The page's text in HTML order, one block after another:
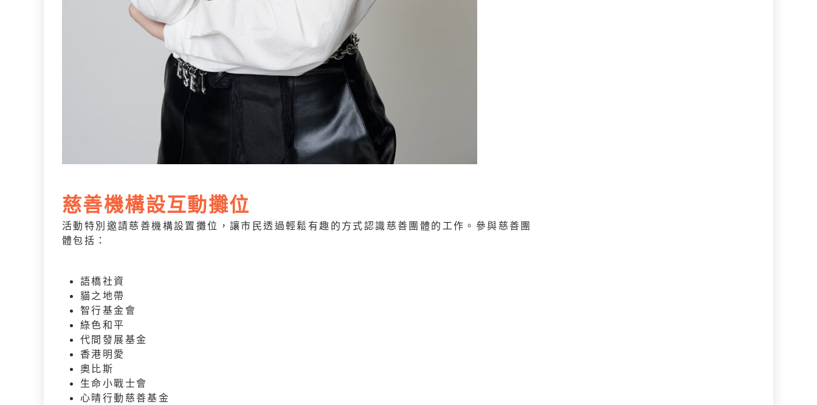
慈善機構設互動攤位
活動特別邀請慈善機構設置攤位，讓市民透過輕鬆有趣的方式認識慈善團體的工作。參與慈善團
體包括：
語橋社資
貓之地帶
智行基金會
綠色和平
代間發展基金
香港明愛
奧比斯
生命小戰士會
心晴行動慈善基金